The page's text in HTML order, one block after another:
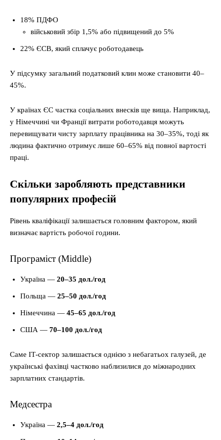
18% ПДФО
військовий збір 1,5% або підвищений до 5%
22% ЄСВ, який сплачує роботодавець
У підсумку загальний податковий клин може становити 40–
45%.
У країнах ЄС частка соціальних внесків ще вища. Наприклад,
у Німеччині чи Франції витрати роботодавця можуть
перевищувати чисту зарплату працівника на 30–35%, тоді як
людина фактично отримує лише 60–65% від повної вартості
праці.
Скільки заробляють представники
популярних професій
Рівень кваліфікації залишається головним фактором, який
визначає вартість робочої години.
Програміст (Middle)
Україна — 20–35 дол./год
Польща — 25–50 дол./год
Німеччина — 45–65 дол./год
США — 70–100 дол./год
Саме ІТ-сектор залишається однією з небагатьох галузей, де
українські фахівці частково наблизилися до міжнародних
зарплатних стандартів.
Медсестра
Україна — 2,5–4 дол./год